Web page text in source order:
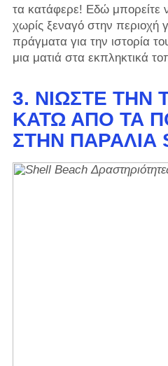
τα κατάφερε! Εδώ μπορείτε
χωρίς ξεναγό στην περιοχή
πράγματα για την ιστορία
μια ματιά στα εκπληκτικά
3. ΝΙΏΣΤΕ ΤΗΝ
ΚΆΤΩ ΑΠΌ ΤΑ
ΣΤΗΝ ΠΑΡΑΛΊΑ